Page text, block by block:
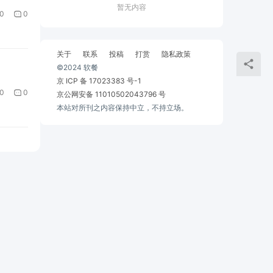
0 0
0 0
暂无内容
关于 联系 投稿 打赏
隐私政策
©2024 软餐
京 ICP 备 17023383 号-1
京公网安备 11010502043796 号
本站对所刊之内容保持中立，不持立场。